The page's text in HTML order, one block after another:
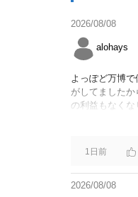
2026/08/08
alohays
よっぽど万博
がしてました
の利益もなくな
1日前
2026/08/08